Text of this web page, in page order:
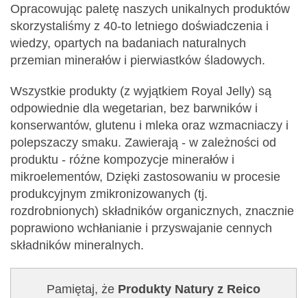
Opracowując paletę naszych unikalnych produktów
skorzystaliśmy z 40-to letniego doświadczenia i
wiedzy, opartych na badaniach naturalnych
przemian minerałów i pierwiastków śladowych.
Wszystkie produkty (z wyjątkiem Royal Jelly) są
odpowiednie dla wegetarian, bez barwników i
konserwantów, glutenu i mleka oraz wzmacniaczy i
polepszaczy smaku. Zawierają - w zależności od
produktu - różne kompozycje minerałów i
mikroelementów, Dzięki zastosowaniu w procesie
produkcyjnym zmikronizowanych (tj.
rozdrobnionych) składników organicznych, znacznie
poprawiono wchłanianie i przyswajanie cennych
składników mineralnych.
Pamiętaj, że Produkty Natury z Reico